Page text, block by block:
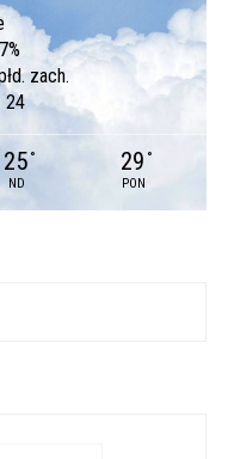
zach.
24
25 °
ND
29 °
PON